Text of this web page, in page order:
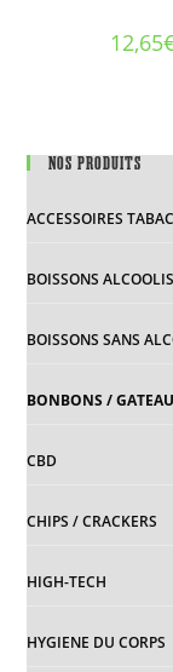
12,65
NOS PRODUITS
ACCESSOIRES TABAC
BOISSONS
BOISSONS SANS
BONBONS /
CBD
CHIPS / CRACKERS
HIGH-TECH
HYGIENE DU CORPS